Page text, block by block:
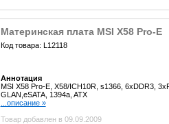
Материнская плата MSI X58 Pro-E
Код товара: L12118
Аннотация
MSI X58 Pro-E, X58/ICH10R, s1366, 6xDDR3,
GLAN,eSATA, 1394a, ATX
...описание »
Товар добавлен в 09.09.2009